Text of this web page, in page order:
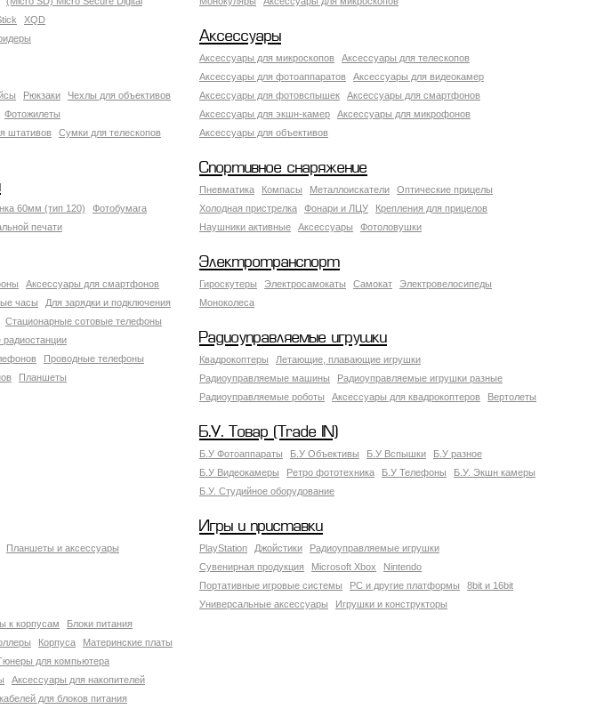
XQD
Аксессуары
Аксессуары для микроскопов
Аксессуары для телескопов
Аксессуары для фотоаппаратов
Аксессуары для видеокамер
Аксессуары для фотовспышек
Аксессуары для смартфонов
Аксессуары для экшн-камер
Аксессуары для микрофонов
Аксессуары для объективов
Рюкзаки
Чехлы для объективов
Фотожилеты
штативов
Сумки для телескопов
Спортивное снаряжение
Пневматика Компасы Металлоискатели
Оптические прицелы
Холодная пристрелка
Фонари и ЛЦУ
Крепления для прицелов
Наушники активные
Аксессуары Фотоловушки
60мм (тип 120)
Фотобумага
печати
Аксессуары для смартфонов
часы
Для зарядки и подключения
Стационарные сотовые телефоны
Проводные телефоны
Планшеты
Электротранспорт
Гироскутеры Электросамокаты Самокат
Электровелосипеды
Моноколеса
Радиоуправляемые игрушки
Квадрокоптеры
Летающие, плавающие игрушки
Радиоуправляемые машины
Радиоуправляемые игрушки разные
Радиоуправляемые роботы
Аксессуары для квадрокоптеров Вертолеты
Б.У. Товар (Trade IN)
Б.У Фотоаппараты Б.У Объективы Б.У Вспышки
Б.У разное
Б.У Видеокамеры
Ретро фототехника Б.У Телефоны
Б.У. Экшн камеры
Б.У. Студийное оборудование
Планшеты и аксессуары
Игры и приставки
PlayStation Джойстики
Радиоуправляемые игрушки
Сувенирная продукция
Microsoft Xbox
Nintendo
Портативные игровые системы
PC и другие платформы
8bit и 16bit
Универсальные аксессуары
Игрушки и конструкторы
к корпусам
Блоки питания
Корпуса
Материнские платы
для компьютера
Аксессуары для накопителей
для блоков питания